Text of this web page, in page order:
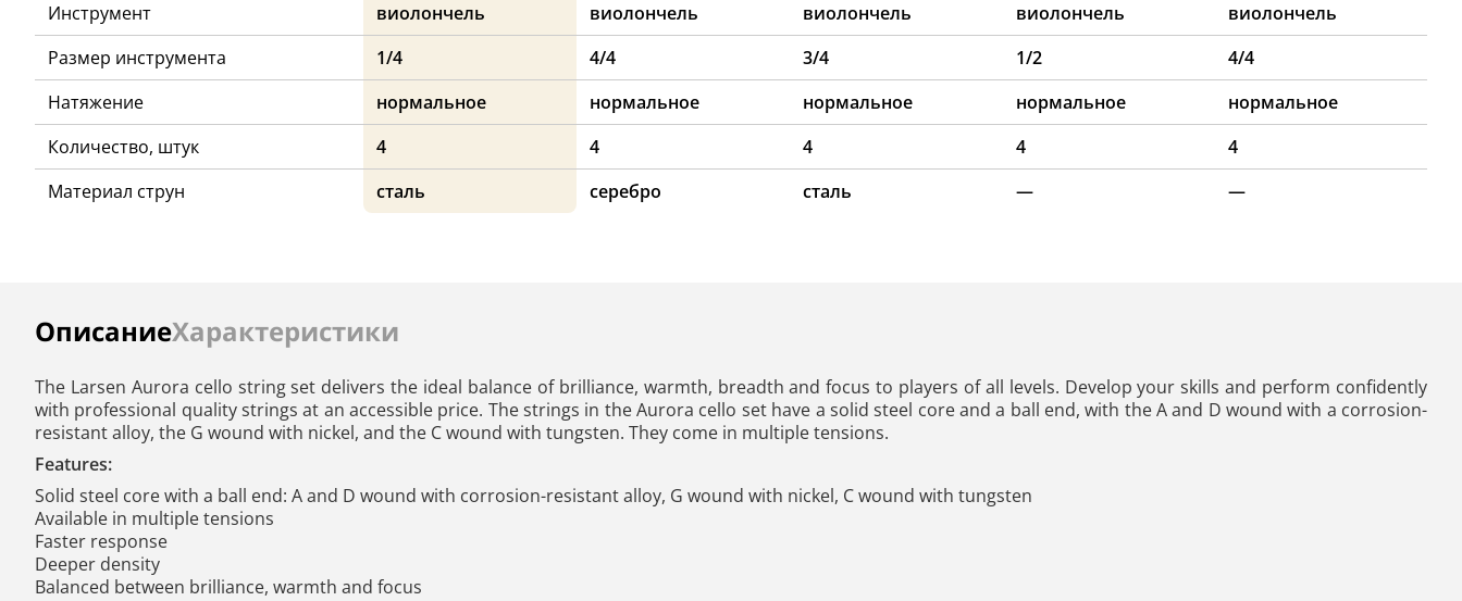
Инструмент
виолончель виолончель виолончель виолончель
виолончель
Размер инструмента
1/4 4/4 3/4 1/2
4/4
Натяжение
нормальное нормальное нормальное нормальное
нормальное
Количество, штук
4 4 4 4
4
Материал струн
сталь серебро сталь — —
ОписаниеХарактеристики
Инструкции
The Larsen Aurora cello string set delivers the ideal balance of brilliance, warmth, breadth and focus to players of all levels. Develop your skills and perform confidently
with professional quality strings at an accessible price. The strings in the Aurora cello set have a solid steel core and a ball end, with the A and D wound with a corrosion-
resistant alloy, the G wound with nickel, and the C wound with tungsten. They come in multiple tensions.
Features:
Solid steel core with a ball end: A and D wound with corrosion-resistant alloy, G wound with nickel, C wound with tungsten
Available in multiple tensions
Faster response
Deeper density
Balanced between brilliance, warmth and focus